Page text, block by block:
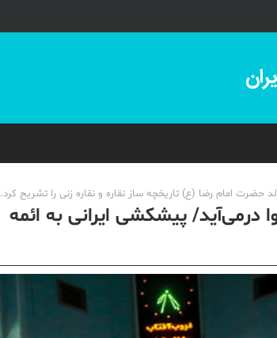
امام رضا (ع) تاریخچه ساز نقاره و نقاره زنی را تشریح کرد.
درمی‌آید/ پیشکشی ایرانی به ائمه